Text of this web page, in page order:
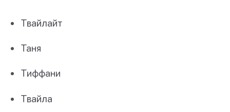
Твайлайт
Таня
Тиффани
Твайла